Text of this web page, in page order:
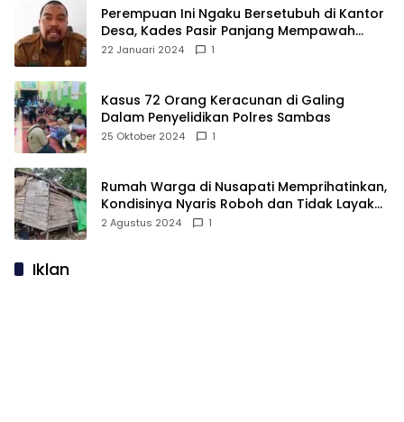
Perempuan Ini Ngaku Bersetubuh di Kantor
Desa, Kades Pasir Panjang Mempawah
Membantah: Silakan Buktikan!
22 Januari 2024 1
Kasus 72 Orang Keracunan di Galing
Dalam Penyelidikan Polres Sambas
25 Oktober 2024 1
Rumah Warga di Nusapati Memprihatinkan,
Kondisinya Nyaris Roboh dan Tidak Layak
Huni
2 Agustus 2024 1
Iklan